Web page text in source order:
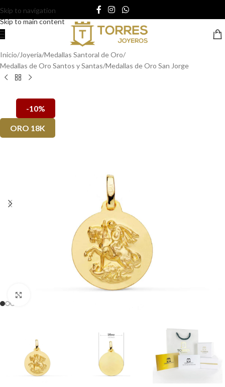
Skip to navigation
Skip to main content
Inicio/Joyería/Medallas Santoral de Oro/
Medallas de Oro Santos y Santas/Medallas de Oro San Jorge
-10%
ORO 18K